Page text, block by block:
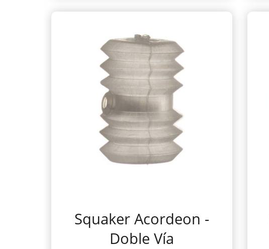
Squaker Acordeon -
Doble Vía